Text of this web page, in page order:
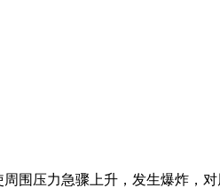
围压力急骤上升，发生爆炸，